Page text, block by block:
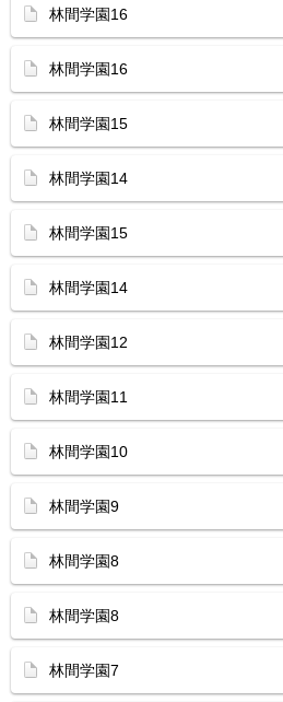
林間学園16
林間学園16
林間学園15
林間学園14
林間学園15
林間学園14
林間学園12
林間学園11
林間学園10
林間学園9
林間学園8
林間学園8
林間学園7